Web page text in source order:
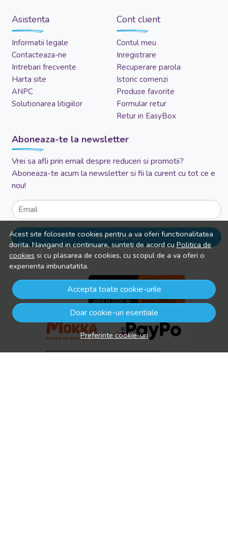
Acest site foloseste cookies pentru a va oferi functionalitatea
dorita. Navigand in continuare, sunteti de acord cuPolitica de
cookies si cu plasarea de cookies, cu scopul de a va oferi o
experienta imbunatatita.
Accepta toate cookie-urile
Doar cookie-uri esentiale
Preferinte cookie-uri
Asistenta
Informatii legale
Contacteaza-ne
Intrebari frecvente
Harta site
ANPC
Solutionarea litigiilor
Cont client
Contul meu
Inregistrare
Recuperare parola
Istoric comenzi
Produse favorite
Formular retur
Retur in EasyBox
Aboneaza-te la newsletter
Vrei sa afli prin email despre reduceri si promotii?
Aboneaza-te acum la newsletter si fii la curent cu tot ce e
nou!
Email
Aboneaza-te